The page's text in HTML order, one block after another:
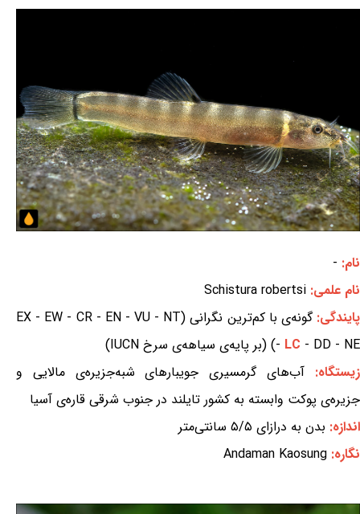
نام: -
نام علمی: Schistura robertsi
پایندگی:
گونه‌ی با کم‌ترین نگرانی (EX - EW - CR - EN - VU - NT
- LC - DD - NE) (بر پایه‌ی سیاهه‌ی سرخ IUCN)
زیستگاه: آب‌های گرمسیری جویبارهای شبه‌جزیره‌ی مالایی و
جزیره‌ی پوکت وابسته به کشور تایلند در جنوب شرقی قاره‌ی آسیا
اندازه: بدن به درازای ۵/۵ سانتی‌متر
نگاره: Andaman Kaosung